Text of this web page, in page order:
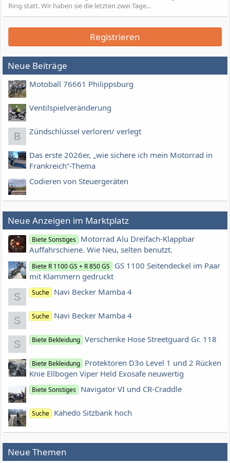
Ring statt. Wir haben sie die letzten zwei Tage...
Registrieren
Neue Beiträge
Motoball 76661 Philippsburg
Ventilspielveränderung
B Zündschlüssel verloren/ verlegt
Das erste 2026er, „wie sichere ich mein Motorrad in
Frankreich“-Thema
Codieren von Steuergeräten
Neue Anzeigen im Marktplatz
Biete Sonstiges Motorrad Alu Dreifach-Klappbar
Auffahrschiene. Wie Neu, selten benutzt.
Biete R 1100 GS + R 850 GS
GS 1100 Seitendeckel im Paar
mit Klammern gedruckt
S Suche Navi Becker Mamba 4
S Suche Navi Becker Mamba 4
S Biete Bekleidung Verschenke Hose Streetguard Gr. 118
Biete Bekleidung Protektoren D3o Level 1 und 2 Rücken
Knie Ellbogen Viper Held Exosafe neuwertig
Biete Sonstiges Navigator VI und CR-Craddle
Suche Kahedo Sitzbank hoch
Neue Themen